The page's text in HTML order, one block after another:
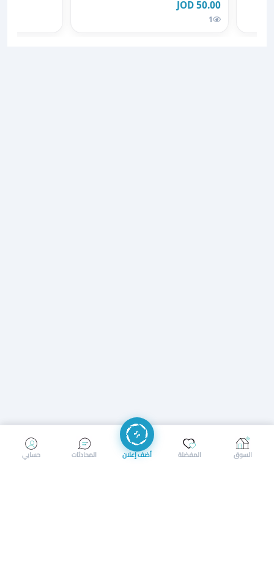
50.00 JOD
1
إرسال رسالة إجراء مكالمة
حسابي المحادثات أضف إعلان المفضلة السوق